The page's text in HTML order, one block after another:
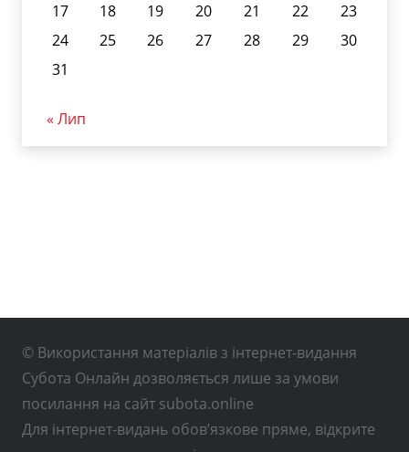
17
18 19 20 21 22
23
24
25 26 27 28 29
30
31
« Лип
© Використання матеріалів з інтернет-видання
Субота Онлайн дозволяється лише за умови
посилання на сайт subota.online
Для інтернет-видань обов’язкове пряме, відкрите